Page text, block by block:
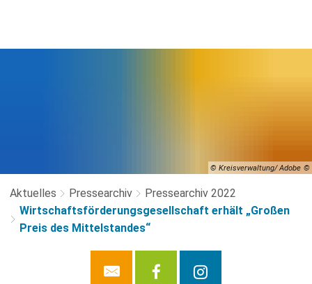
© Kreisverwaltung/ Adobe
Aktuelles Pressearchiv
Pressearchiv 2022
Wirtschaftsförderungsgesellschaft erhält „Großen
Preis des Mittelstandes“